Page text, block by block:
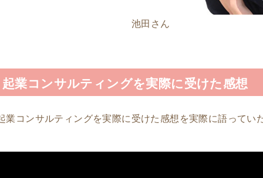
池田さん
起業コンサルティングを実際に受けた感想
業コンサルティングを実際に受けた感想を実際に語ってい